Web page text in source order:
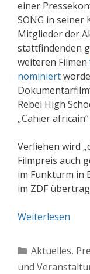
einer
SONG in seiner
Mitglieder der
stattfindenden
weiteren Filmen
nominiert
Rebel High
„Cahier
Verliehen wird
Filmpreis auch
im Funkturm in
im ZDF
Weiterlesen
Kategorien
Aktuelles,
und